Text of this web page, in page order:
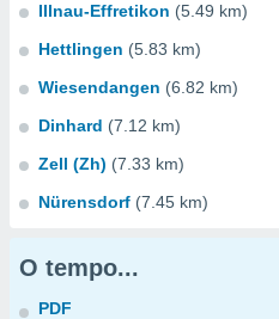
Illnau-Effretikon (5.49 km)
Hettlingen (5.83 km)
Wiesendangen (6.82 km)
Dinhard (7.12 km)
Zell (Zh) (7.33 km)
Nürensdorf (7.45 km)
O tempo...
PDF